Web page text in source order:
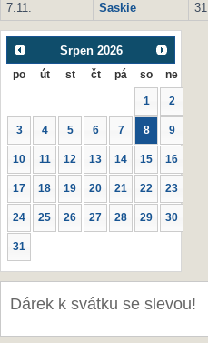
7.11.
Saskie 31
Srpen 2026
po út st čt pá so ne
1 2
3 4 5 6 7 8 9
10 11 12 13 14 15 16
17 18 19 20 21 22 23
24 25 26 27 28 29 30
31
Dárek k svátku se slevou!